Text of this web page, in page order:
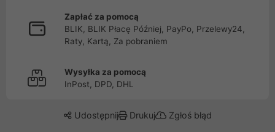
Zapłać za pomocą
BLIK, BLIK Płacę Później, PayPo, Przelewy24,
Raty, Kartą, Za pobraniem
Wysyłka za pomocą
InPost, DPD, DHL
Udostępnij Drukuj Zgłoś błąd